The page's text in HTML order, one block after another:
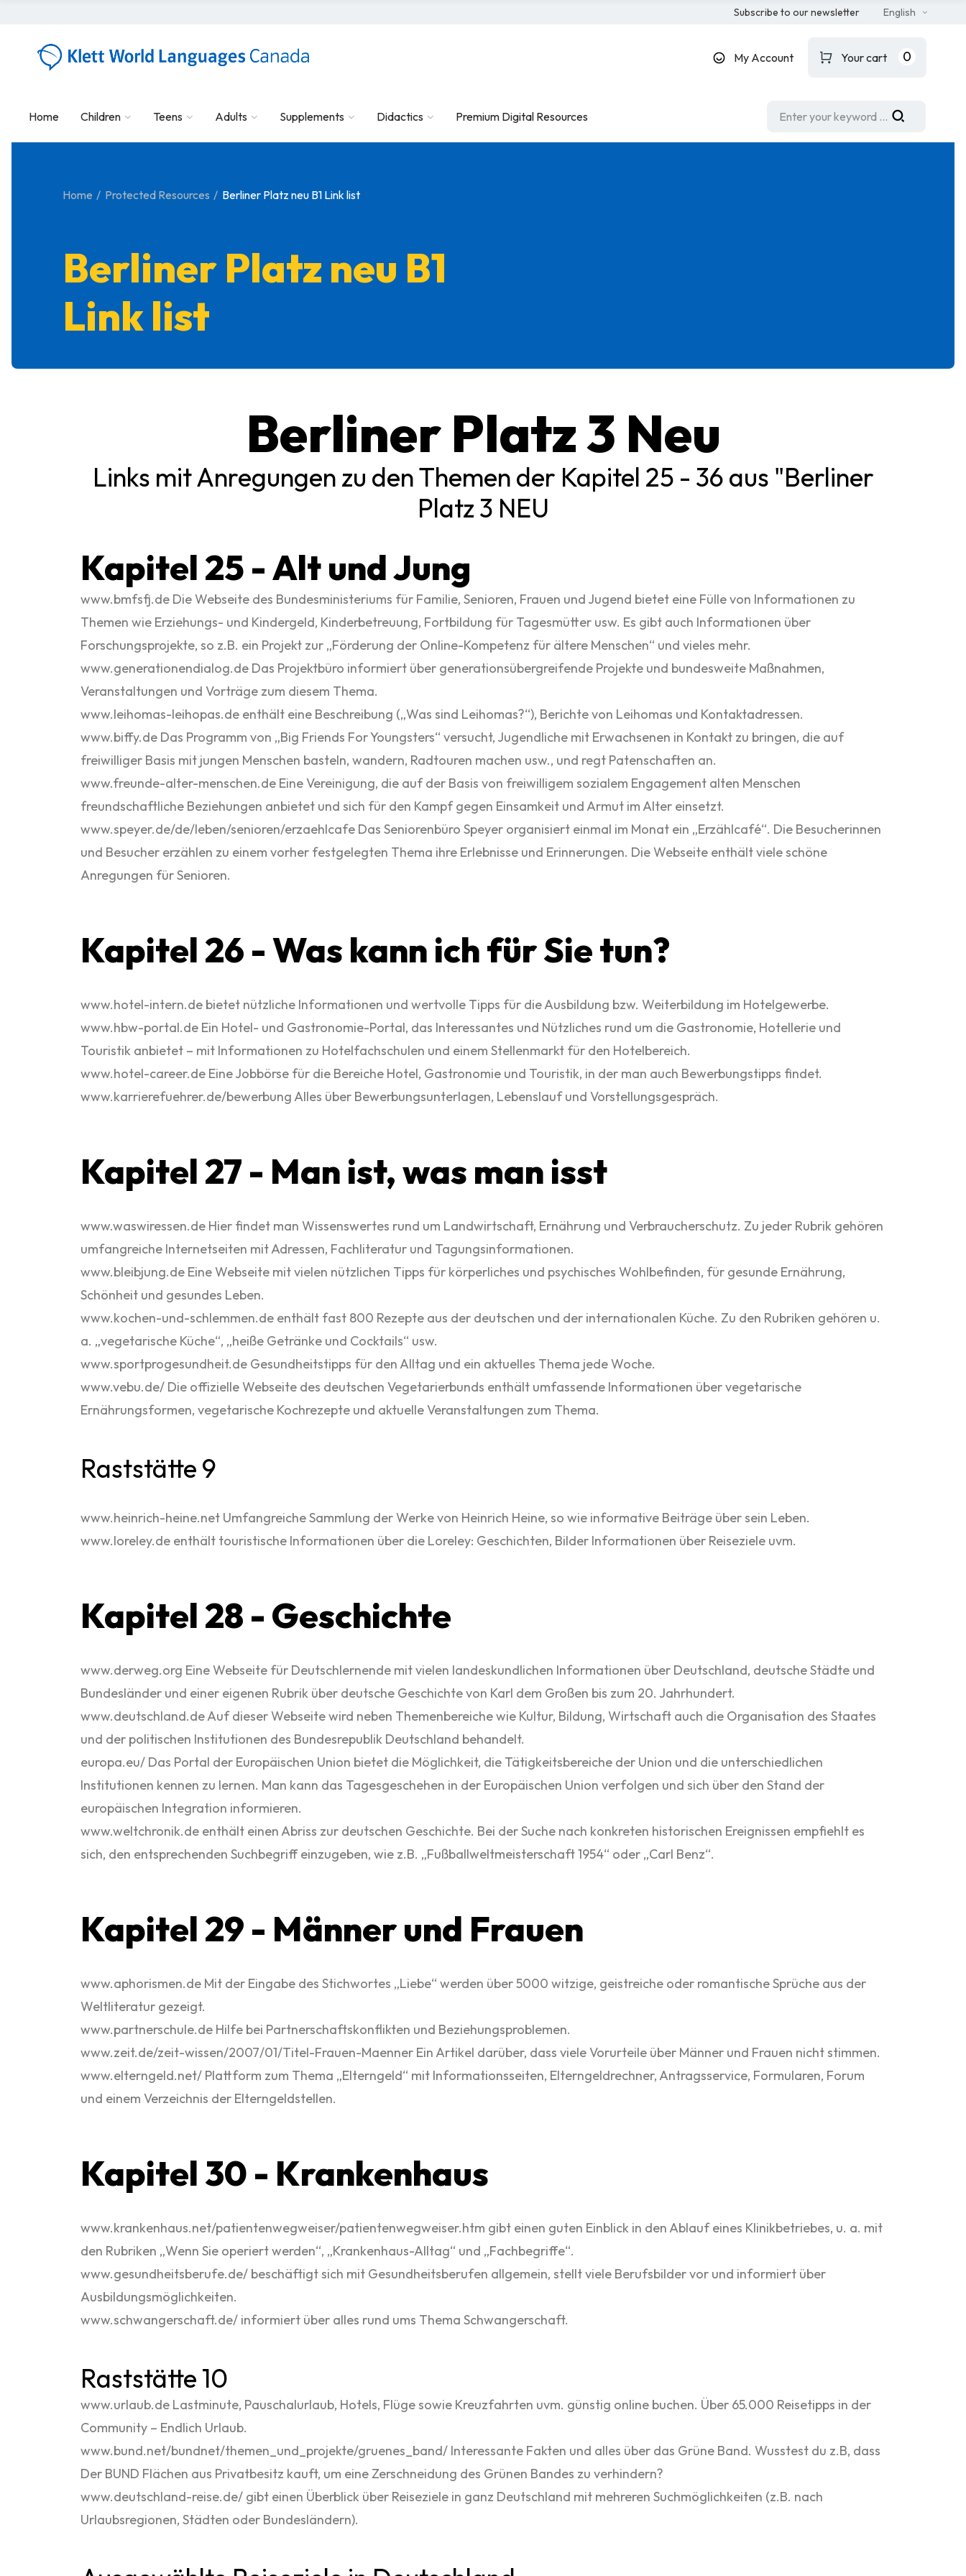
Subscribe to our newsletter English
My Account Your cart 0
Home Children Teens Adults Supplements Didactics Premium Digital Resources
Home Protected Resources Berliner Platz neu B1 Link list
Berliner Platz neu B1
Link list
Berliner Platz 3 Neu
Links mit Anregungen zu den Themen der Kapitel 25 - 36 aus "Berliner
Platz 3 NEU
Kapitel 25 - Alt und Jung
www.bmfsfj.de Die Webseite des Bundesministeriums für Familie, Senioren, Frauen und Jugend bietet eine Fülle von Informationen zu
Themen wie Erziehungs- und Kindergeld, Kinderbetreuung, Fortbildung für Tagesmütter usw. Es gibt auch Informationen über
Forschungsprojekte, so z.B. ein Projekt zur „Förderung der Online-Kompetenz für ältere Menschen“ und vieles mehr.
www.generationendialog.de Das Projektbüro informiert über generationsübergreifende Projekte und bundesweite Maßnahmen,
Veranstaltungen und Vorträge zum diesem Thema.
www.leihomas-leihopas.de enthält eine Beschreibung („Was sind Leihomas?“), Berichte von Leihomas und Kontaktadressen.
www.biffy.de Das Programm von „Big Friends For Youngsters“ versucht, Jugendliche mit Erwachsenen in Kontakt zu bringen, die auf
freiwilliger Basis mit jungen Menschen basteln, wandern, Radtouren machen usw., und regt Patenschaften an.
www.freunde-alter-menschen.de Eine Vereinigung, die auf der Basis von freiwilligem sozialem Engagement alten Menschen
freundschaftliche Beziehungen anbietet und sich für den Kampf gegen Einsamkeit und Armut im Alter einsetzt.
www.speyer.de/de/leben/senioren/erzaehlcafe Das Seniorenbüro Speyer organisiert einmal im Monat ein „Erzählcafé“. Die Besucherinnen
und Besucher erzählen zu einem vorher festgelegten Thema ihre Erlebnisse und Erinnerungen. Die Webseite enthält viele schöne
Anregungen für Senioren.
Kapitel 26 - Was kann ich für Sie tun?
www.hotel-intern.de bietet nützliche Informationen und wertvolle Tipps für die Ausbildung bzw. Weiterbildung im Hotelgewerbe.
www.hbw-portal.de Ein Hotel- und Gastronomie-Portal, das Interessantes und Nützliches rund um die Gastronomie, Hotellerie und
Touristik anbietet – mit Informationen zu Hotelfachschulen und einem Stellenmarkt für den Hotelbereich.
www.hotel-career.de Eine Jobbörse für die Bereiche Hotel, Gastronomie und Touristik, in der man auch Bewerbungstipps findet.
www.karrierefuehrer.de/bewerbung Alles über Bewerbungsunterlagen, Lebenslauf und Vorstellungsgespräch.
Kapitel 27 - Man ist, was man isst
www.waswiressen.de Hier findet man Wissenswertes rund um Landwirtschaft, Ernährung und Verbraucherschutz. Zu jeder Rubrik gehören
umfangreiche Internetseiten mit Adressen, Fachliteratur und Tagungsinformationen.
www.bleibjung.de Eine Webseite mit vielen nützlichen Tipps für körperliches und psychisches Wohlbefinden, für gesunde Ernährung,
Schönheit und gesundes Leben.
www.kochen-und-schlemmen.de enthält fast 800 Rezepte aus der deutschen und der internationalen Küche. Zu den Rubriken gehören u.
a. „vegetarische Küche“, „heiße Getränke und Cocktails“ usw.
www.sportprogesundheit.de Gesundheitstipps für den Alltag und ein aktuelles Thema jede Woche.
www.vebu.de/ Die offizielle Webseite des deutschen Vegetarierbunds enthält umfassende Informationen über vegetarische
Ernährungsformen, vegetarische Kochrezepte und aktuelle Veranstaltungen zum Thema.
Raststätte 9
www.heinrich-heine.net Umfangreiche Sammlung der Werke von Heinrich Heine, so wie informative Beiträge über sein Leben.
www.loreley.de enthält touristische Informationen über die Loreley: Geschichten, Bilder Informationen über Reiseziele uvm.
Kapitel 28 - Geschichte
www.derweg.org Eine Webseite für Deutschlernende mit vielen landeskundlichen Informationen über Deutschland, deutsche Städte und
Bundesländer und einer eigenen Rubrik über deutsche Geschichte von Karl dem Großen bis zum 20. Jahrhundert.
www.deutschland.de Auf dieser Webseite wird neben Themenbereiche wie Kultur, Bildung, Wirtschaft auch die Organisation des Staates
und der politischen Institutionen des Bundesrepublik Deutschland behandelt.
europa.eu/ Das Portal der Europäischen Union bietet die Möglichkeit, die Tätigkeitsbereiche der Union und die unterschiedlichen
Institutionen kennen zu lernen. Man kann das Tagesgeschehen in der Europäischen Union verfolgen und sich über den Stand der
europäischen Integration informieren.
www.weltchronik.de enthält einen Abriss zur deutschen Geschichte. Bei der Suche nach konkreten historischen Ereignissen empfiehlt es
sich, den entsprechenden Suchbegriff einzugeben, wie z.B. „Fußballweltmeisterschaft 1954“ oder „Carl Benz“.
Kapitel 29 - Männer und Frauen
www.aphorismen.de Mit der Eingabe des Stichwortes „Liebe“ werden über 5000 witzige, geistreiche oder romantische Sprüche aus der
Weltliteratur gezeigt.
www.partnerschule.de Hilfe bei Partnerschaftskonflikten und Beziehungsproblemen.
www.zeit.de/zeit-wissen/2007/01/Titel-Frauen-Maenner Ein Artikel darüber, dass viele Vorurteile über Männer und Frauen nicht stimmen.
www.elterngeld.net/ Plattform zum Thema „Elterngeld“ mit Informationsseiten, Elterngeldrechner, Antragsservice, Formularen, Forum
und einem Verzeichnis der Elterngeldstellen.
Kapitel 30 - Krankenhaus
www.krankenhaus.net/patientenwegweiser/patientenwegweiser.htm gibt einen guten Einblick in den Ablauf eines Klinikbetriebes, u. a. mit
den Rubriken „Wenn Sie operiert werden“, „Krankenhaus-Alltag“ und „Fachbegriffe“.
www.gesundheitsberufe.de/ beschäftigt sich mit Gesundheitsberufen allgemein, stellt viele Berufsbilder vor und informiert über
Ausbildungsmöglichkeiten.
www.schwangerschaft.de/ informiert über alles rund ums Thema Schwangerschaft.
Raststätte 10
www.urlaub.de Lastminute, Pauschalurlaub, Hotels, Flüge sowie Kreuzfahrten uvm. günstig online buchen. Über 65.000 Reisetipps in der
Community – Endlich Urlaub.
www.bund.net/bundnet/themen_und_projekte/gruenes_band/ Interessante Fakten und alles über das Grüne Band. Wusstest du z.B, dass
Der BUND Flächen aus Privatbesitz kauft, um eine Zerschneidung des Grünen Bandes zu verhindern?
www.deutschland-reise.de/ gibt einen Überblick über Reiseziele in ganz Deutschland mit mehreren Suchmöglichkeiten (z.B. nach
Urlaubsregionen, Städten oder Bundesländern).